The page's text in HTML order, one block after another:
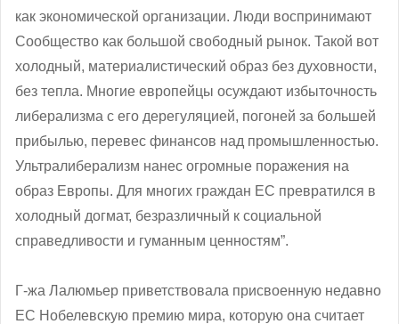
как экономической организации. Люди воспринимают
Сообщество как большой свободный рынок. Такой вот
холодный, материалистический образ без духовности,
без тепла. Многие европейцы осуждают избыточность
либерализма с его дерегуляцией, погоней за большей
прибылью, перевес финансов над промышленностью.
Ультралиберализм нанес огромные поражения на
образ Европы. Для многих граждан ЕС превратился в
холодный догмат, безразличный к социальной
справедливости и гуманным ценностям”.
Г-жа Лалюмьер приветствовала присвоенную недавно
ЕС Нобелевскую премию мира, которую она считает